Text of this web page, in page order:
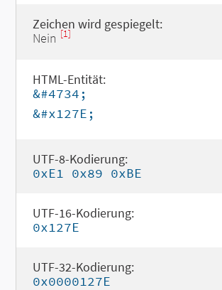
Zeichen wird gespiegelt:
Nein [1]
HTML-Entität:
&#4734;
&#x127E;
UTF-8-Kodierung:
0xE1 0x89 0xBE
UTF-16-Kodierung:
0x127E
UTF-32-Kodierung:
0x0000127E